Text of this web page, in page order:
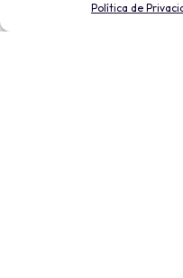
Política de